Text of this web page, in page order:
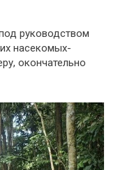
руководством
насекомых-
окончательно